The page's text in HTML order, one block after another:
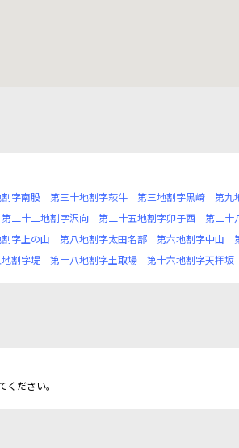
字南股 第三十地割字萩牛 第三地割字黒崎 第九
第二十二地割字沢向 第二十五地割字卯子酉 第二十
字上の山 第八地割字太田名部 第六地割字中山
割字堤 第十八地割字土取場 第十六地割字天拝坂
ださい。